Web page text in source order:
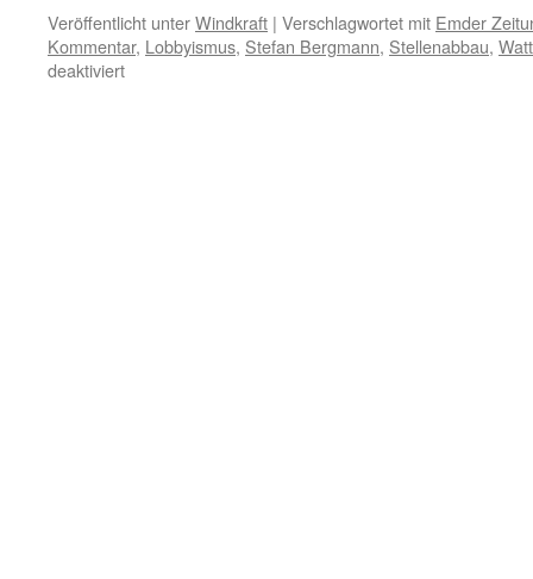
Veröffentlicht unterWindkraft | Verschlagwortet mit Emder
Kommentar, Lobbyismus, Stefan Bergmann, Stellenabbau,
deaktiviertfür